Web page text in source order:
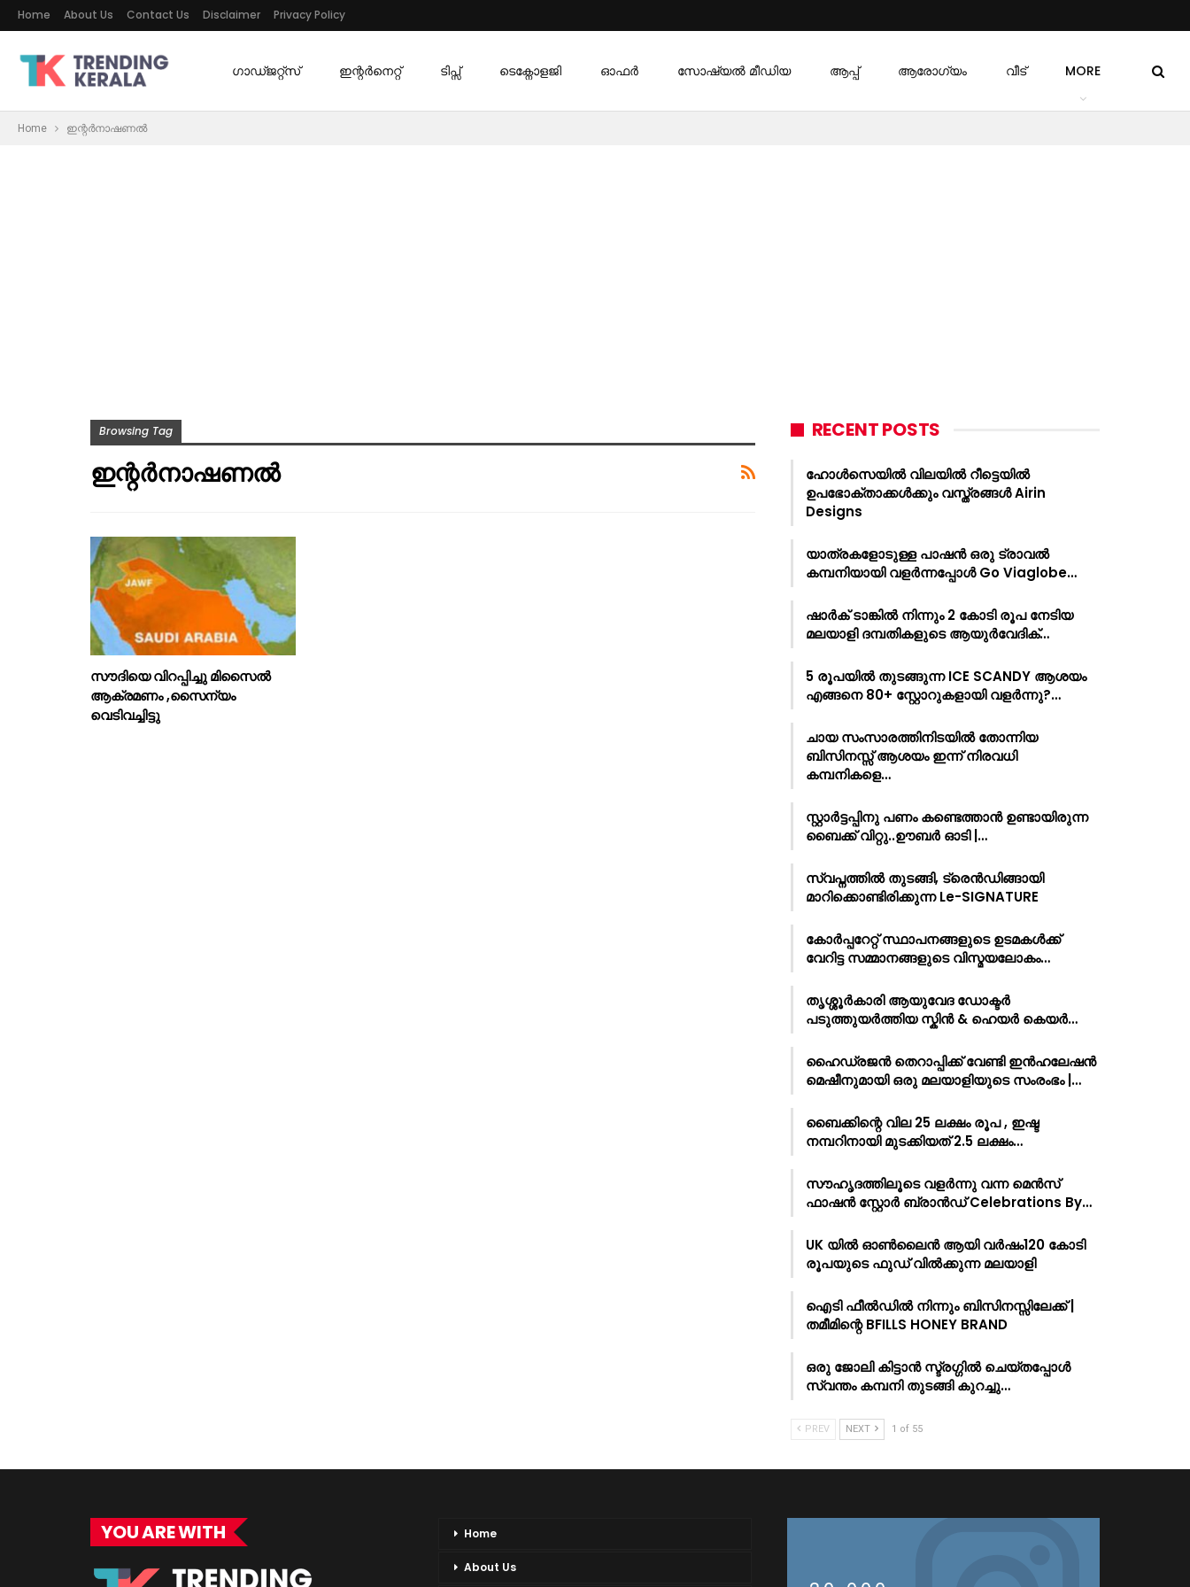
Home About Us Contact Us Disclaimer Privacy Policy
ഗാഡ്ജറ്റ്സ് ഇന്റര്‍നെറ്റ് ടിപ്സ് ടെക്നോളജി ഓഫര്‍ സോഷ്യൽ മീഡിയ ആപ്പ് ആരോഗ്യം വീട് MORE
Home ഇന്റർനാഷണൽ
Browsing Tag
ഇന്റർനാഷണൽ
സൗദിയെ വിറപ്പിച്ചു മിസൈൽ
ആക്രമണം ,സൈന്യം
വെടിവച്ചിട്ടു
RECENT POSTS
ഹോൾസെയിൽ വിലയിൽ റീട്ടെയിൽ
ഉപഭോക്താക്കൾക്കും വസ്ത്രങ്ങൾ Airin
Designs
യാത്രകളോടുള്ള പാഷൻ ഒരു ട്രാവൽ
കമ്പനിയായി വളർന്നപ്പോൾ Go Viaglobe…
ഷാർക്‌ ടാങ്കിൽ നിന്നും 2 കോടി രൂപ നേടിയ
മലയാളി ദമ്പതികളുടെ ആയുർവേദിക്…
5 രൂപയിൽ തുടങ്ങുന്ന ICE SCANDY ആശയം
എങ്ങനെ 80+ സ്റ്റോറുകളായി വളർന്നു?…
ചായ സംസാരത്തിനിടയിൽ തോന്നിയ
ബിസിനസ്സ് ആശയം ഇന്ന് നിരവധി
കമ്പനികളെ…
സ്റ്റാർട്ടപ്പിനു പണം കണ്ടെത്താൻ ഉണ്ടായിരുന്ന
ബൈക്ക് വിറ്റു..ഊബർ ഓടി |…
സ്വപ്നത്തിൽ തുടങ്ങി, ട്രെൻഡിങ്ങായി
മാറിക്കൊണ്ടിരിക്കുന്ന Le-SIGNATURE
കോർപ്പറേറ്റ് സ്ഥാപനങ്ങളുടെ ഉടമകൾക്ക്
വേറിട്ട സമ്മാനങ്ങളുടെ വിസ്മയലോകം…
തൃശ്ശൂർകാരി ആയുവേദ ഡോക്ടർ
പടുത്തുയർത്തിയ സ്കിൻ & ഹെയർ കെയർ…
ഹൈഡ്രജൻ തെറാപ്പിക്ക് വേണ്ടി ഇൻഹലേഷൻ
മെഷീനുമായി ഒരു മലയാളിയുടെ സംരംഭം |…
ബൈക്കിന്റെ വില 25 ലക്ഷം രൂപ , ഇഷ്ട
നമ്പറിനായി മുടക്കിയത് 2.5 ലക്ഷം…
സൗഹൃദത്തിലൂടെ വളർന്നു വന്ന മെൻസ്
ഫാഷൻ സ്റ്റോർ ബ്രാൻഡ് Celebrations By…
UK യിൽ ഓൺലൈൻ ആയി വർഷം120 കോടി
രൂപയുടെ ഫുഡ് വിൽക്കുന്ന മലയാളി
ഐടി ഫീൽഡിൽ നിന്നും ബിസിനസ്സിലേക്ക് |
തമീമിന്റെ BFILLS HONEY BRAND
ഒരു ജോലി കിട്ടാൻ സ്ട്രഗ്ഗിൽ ചെയ്തപ്പോൾ
സ്വന്തം കമ്പനി തുടങ്ങി കുറച്ചു…
PREV NEXT 1 of 55
YOU ARE WITH Home
About Us